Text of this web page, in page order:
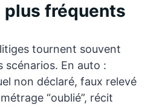
plus fréquents
tournent souvent
scénarios. En auto :
non déclaré, faux relevé
“oublié”, récit